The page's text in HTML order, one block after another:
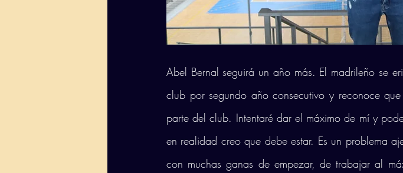
Abel Bernal seguirá un año más. El madrileño se
club por segundo año consecutivo y reconoce
parte del club. Intentaré dar el máximo de mí y
en realidad creo que debe estar. Es un problema
con muchas ganas de empezar, de trabajar al